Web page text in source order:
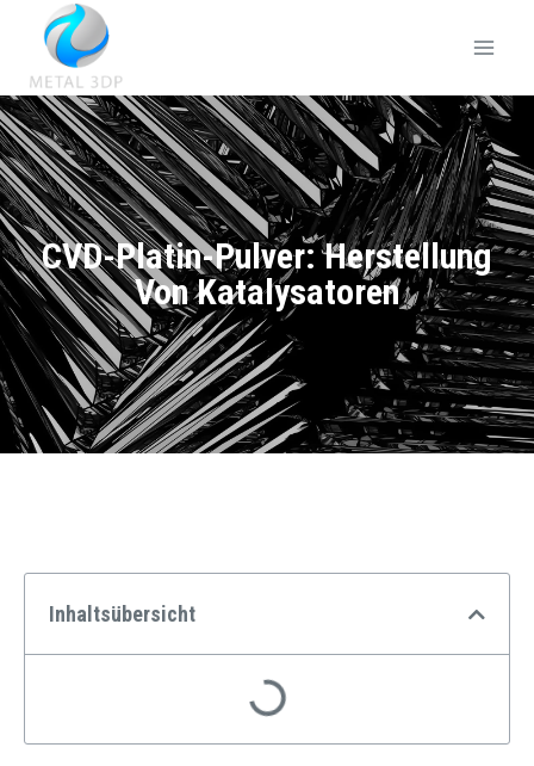
CVD-Platin-Pulver: Herstellung
Von Katalysatoren
Inhaltsübersicht